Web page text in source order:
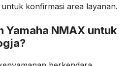
konfirmasi area layanan.
Yamaha NMAX untuk